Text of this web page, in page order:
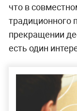
что в
традиционного
прекращении
есть один